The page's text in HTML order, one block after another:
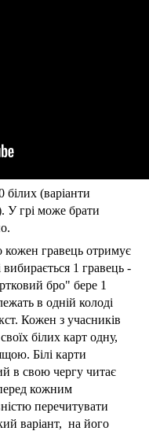
білих (варіанти
У грі може брати
кожен гравець отримує
1 гравець -
бро" бере 1
в одній колоді
Кожен з учасників
білих карт одну,
Білі карти
в свою чергу читає
кожним
перечитувати
варіант, на його